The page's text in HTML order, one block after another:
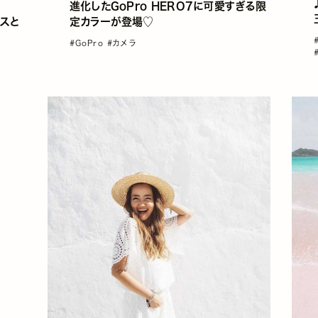
と
進化したGoPro HERO7に可愛すぎる限
定カラーが登場♡
#GoPro#カメラ